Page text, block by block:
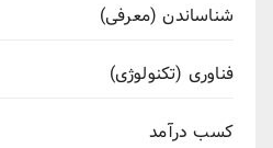
شناساندن (معرفی)
فناوری (تکنولوژی)
کسب درآمد